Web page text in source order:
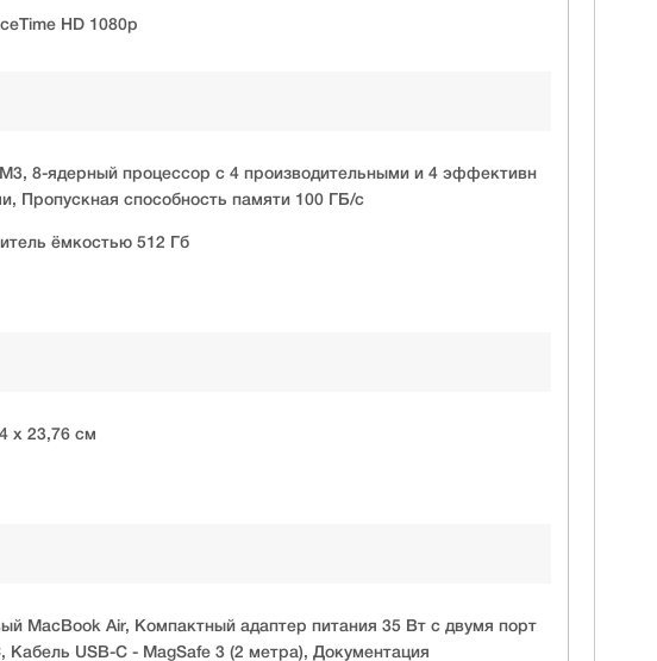
HD 1080p
8-ядерный процессор с 4 производительными и 4 эффективн
Пропускная способность памяти 100 ГБ/с
ёмкостью 512 Гб
х 23,76 см
MacBook Air, Компактный адаптер питания 35 Вт с двумя порт
Кабель USB-C - MagSafe 3 (2 метра), Документация